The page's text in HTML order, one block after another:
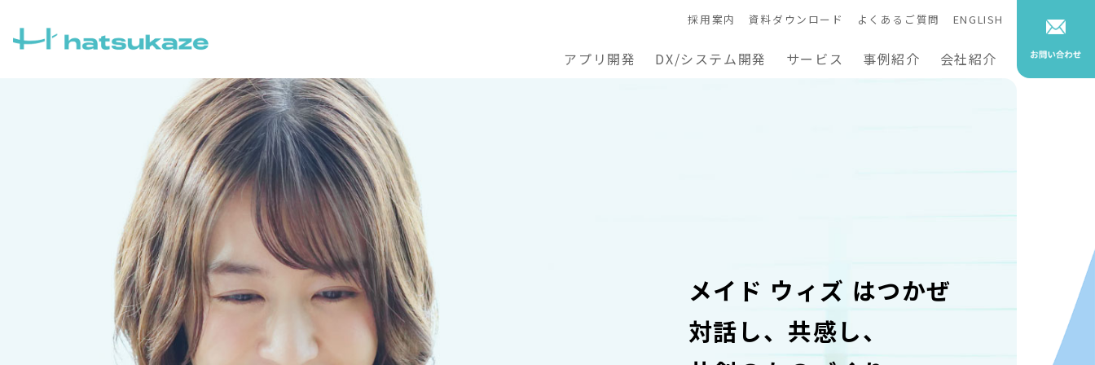
アプリ開発 DX/システム開発 サービス 事例紹介 会社紹介
採用案内 資料ダウンロード よくあるご質問 ENGLISH
メイド ウィズ はつかぜ
対話し、共感し、